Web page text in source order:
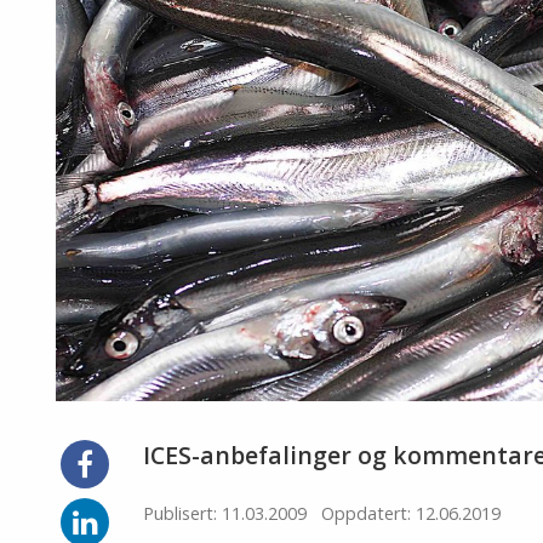
ICES-anbefalinger og
Publisert: 11.03.2009 Oppdatert: 12.06.2019
Del
på
Facebook
Del